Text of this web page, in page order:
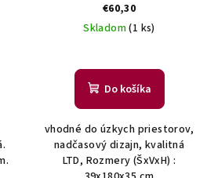
€60,30
Skladom(1 ks)
Do košíka
vhodné do úzkych priestorov,
nadčasový dizajn, kvalitná
LTD, Rozmery (ŠxVxH) :